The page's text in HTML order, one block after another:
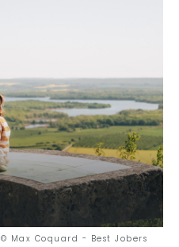
© Max Coquard - Best Jobers